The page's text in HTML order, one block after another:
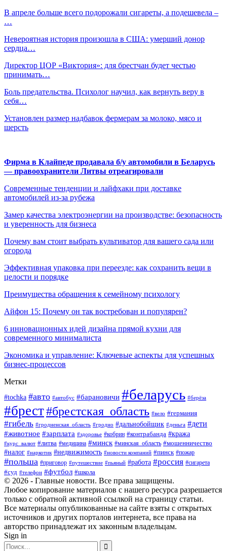
В апреле больше всего подорожали сигареты, а подешевела –
…
Невероятная история произошла в США: умерший донор
сердца…
Директор ЦОР «Виктория»: для брестчан будет честью
принимать…
Боль предательства. Психолог научил, как вернуть веру в
себя…
Установлен размер надбавок фермерам за молоко, мясо и
шерсть
Фирма в Клайпеде продавала б/у автомобили в Беларусь
— правоохранители Литвы отреагировали
Современные тенденции и лайфхаки при доставке
автомобилей из-за рубежа
Замер качества электроэнергии на производстве: безопасность
и уверенность для бизнеса
Почему вам стоит выбрать культиватор для вашего сада или
огорода
Эффективная упаковка при переезде: как сохранить вещи в
целости и порядке
Преимущества обращения к семейному психологу
Айфон 15: Почему он так востребован и популярен?
6 инновационных идей дизайна прямой кухни для
современного минималиста
Экономика и управление: Ключевые аспекты для успешных
бизнес-процессов
Метки
#tochka #авто #автобус #барановичи #беларусь #берёза
#брест#брестская_область #вело #германия
#гибель #гродненская_область #гродно #дальнобойщик #деньга #дети
#животное #зарплата #здоровье #кобрин #контрабанда #кража
#курс_валют #литва #медицина #минск #минская_область #мошенничество
#налог #наркотик #недвижимость #новости компаний #пинск #пожар
#польша #приговор #путешествие #пьяный #работа #россия #сигарета
#суд #телефон #футбол #школа
© 2026 - Главные новости. Все права защищены.
Любое копирование материалов с нашего ресурса разрешается
только с обратной активной ссылкой на страницу статьи.
Все материалы опубликованные на сайте взяты с открытых
источников и других порталов интернета, все права на
авторство принадлежат их законным владельцам.
Sign in